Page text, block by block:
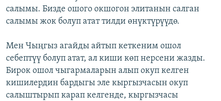
салымы. Бизде ошого окшогон элитанын салган
салымы жок болуп атат тилди өнүктүрүүдө.
Мен Чыңгыз агайды айтып кеткеним ошол
себептүү болуп атат, ал киши көп нерсени жазды.
Бирок ошол чыгармаларын алып окуп келген
кишилердин бардыгы эле кыргызчасын окуп
салыштырып карап келгенде, кыргызчасы